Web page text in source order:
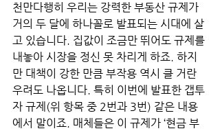
천만다행히 우리는 강력한 부동산 규제가
거의 두 달에 하나꼴로 발표되는 시대에 살
고 있습니다. 집값이 조금만 뛰어도 규제를
내놓아 시장을 정신 못 차리게 하죠. 하지
만 대책이 강한 만큼 부작용 역시 클 거란
우려도 나옵니다. 특히 이번에 발표한 갭투
자 규제(위 항목 중 2번과 3번) 같은 내용
에서 말이죠. 매체들은 이 규제가 ‘현금 부